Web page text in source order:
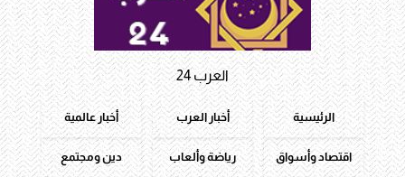
العرب 24
الرئيسية أخبار العرب أخبار عالمية
اقتصاد وأسواق رياضة وألعاب دين ومجتمع